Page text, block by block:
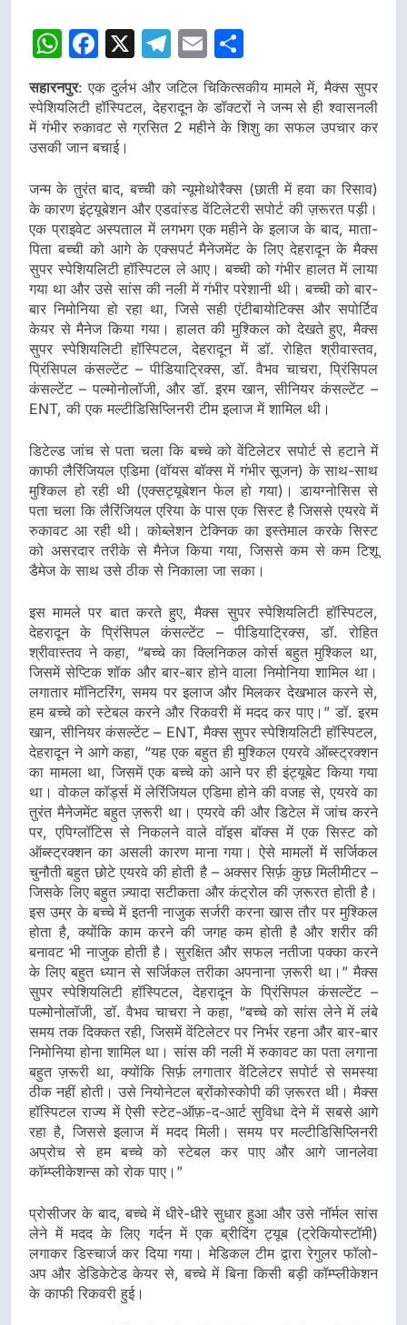
WhatsApp
Facebook
X Telegram
Email
सहारनपुर: एक दुर्लभ और जटिल चिकित्सकीय मामले में, मैक्स सुपर
स्पेशियलिटी हॉस्पिटल, देहरादून के डॉक्टरों ने जन्म से ही श्वासनली
में गंभीर रुकावट से ग्रसित 2 महीने के शिशु का सफल उपचार कर
उसकी जान बचाई।
जन्म के तुरंत बाद, बच्ची को न्यूमोथोरैक्स (छाती में हवा का रिसाव)
के कारण इंट्यूबेशन और एडवांस्ड वेंटिलेटरी सपोर्ट की ज़रूरत पड़ी।
एक प्राइवेट अस्पताल में लगभग एक महीने के इलाज के बाद, माता-
पिता बच्ची को आगे के एक्सपर्ट मैनेजमेंट के लिए देहरादून के मैक्स
सुपर स्पेशियलिटी हॉस्पिटल ले आए। बच्ची को गंभीर हालत में लाया
गया था और उसे सांस की नली में गंभीर परेशानी थी। बच्ची को बार-
बार निमोनिया हो रहा था, जिसे सही एंटीबायोटिक्स और सपोर्टिव
केयर से मैनेज किया गया। हालत की मुश्किल को देखते हुए, मैक्स
सुपर स्पेशियलिटी हॉस्पिटल, देहरादून में डॉ. रोहित श्रीवास्तव,
प्रिंसिपल कंसल्टेंट – पीडियाट्रिक्स, डॉ. वैभव चाचरा, प्रिंसिपल
कंसल्टेंट – पल्मोनोलॉजी, और डॉ. इरम खान, सीनियर कंसल्टेंट –
ENT, की एक मल्टीडिसिप्लिनरी टीम इलाज में शामिल थी।
डिटेल्ड जांच से पता चला कि बच्चे को वेंटिलेटर सपोर्ट से हटाने में
काफी लैरिंजियल एडिमा (वॉयस बॉक्स में गंभीर सूजन) के साथ-साथ
मुश्किल हो रही थी (एक्सट्यूबेशन फेल हो गया)। डायग्नोसिस से
पता चला कि लैरिंजियल एरिया के पास एक सिस्ट है जिससे एयरवे में
रुकावट आ रही थी। कोब्लेशन टेक्निक का इस्तेमाल करके सिस्ट
को असरदार तरीके से मैनेज किया गया, जिससे कम से कम टिशू
डैमेज के साथ उसे ठीक से निकाला जा सका।
इस मामले पर बात करते हुए, मैक्स सुपर स्पेशियलिटी हॉस्पिटल,
देहरादून के प्रिंसिपल कंसल्टेंट – पीडियाट्रिक्स, डॉ. रोहित
श्रीवास्तव ने कहा, “बच्चे का क्लिनिकल कोर्स बहुत मुश्किल था,
जिसमें सेप्टिक शॉक और बार-बार होने वाला निमोनिया शामिल था।
लगातार मॉनिटरिंग, समय पर इलाज और मिलकर देखभाल करने से,
हम बच्चे को स्टेबल करने और रिकवरी में मदद कर पाए।” डॉ. इरम
खान, सीनियर कंसल्टेंट – ENT, मैक्स सुपर स्पेशियलिटी हॉस्पिटल,
देहरादून ने आगे कहा, “यह एक बहुत ही मुश्किल एयरवे ऑब्स्ट्रक्शन
का मामला था, जिसमें एक बच्चे को आने पर ही इंट्यूबेट किया गया
था। वोकल कॉर्ड्स में लेरिंजियल एडिमा होने की वजह से, एयरवे का
तुरंत मैनेजमेंट बहुत ज़रूरी था। एयरवे की और डिटेल में जांच करने
पर, एपिग्लॉटिस से निकलने वाले वॉइस बॉक्स में एक सिस्ट को
ऑब्स्ट्रक्शन का असली कारण माना गया। ऐसे मामलों में सर्जिकल
चुनौती बहुत छोटे एयरवे की होती है – अक्सर सिर्फ़ कुछ मिलीमीटर –
जिसके लिए बहुत ज़्यादा सटीकता और कंट्रोल की ज़रूरत होती है।
इस उम्र के बच्चे में इतनी नाजुक सर्जरी करना खास तौर पर मुश्किल
होता है, क्योंकि काम करने की जगह कम होती है और शरीर की
बनावट भी नाजुक होती है। सुरक्षित और सफल नतीजा पक्का करने
के लिए बहुत ध्यान से सर्जिकल तरीका अपनाना ज़रूरी था।” मैक्स
सुपर स्पेशियलिटी हॉस्पिटल, देहरादून के प्रिंसिपल कंसल्टेंट –
पल्मोनोलॉजी, डॉ. वैभव चाचरा ने कहा, “बच्चे को सांस लेने में लंबे
समय तक दिक्कत रही, जिसमें वेंटिलेटर पर निर्भर रहना और बार-बार
निमोनिया होना शामिल था। सांस की नली में रुकावट का पता लगाना
बहुत ज़रूरी था, क्योंकि सिर्फ़ लगातार वेंटिलेटर सपोर्ट से समस्या
ठीक नहीं होती। उसे नियोनेटल ब्रोंकोस्कोपी की ज़रूरत थी। मैक्स
हॉस्पिटल राज्य में ऐसी स्टेट-ऑफ़-द-आर्ट सुविधा देने में सबसे आगे
रहा है, जिससे इलाज में मदद मिली। समय पर मल्टीडिसिप्लिनरी
अप्रोच से हम बच्चे को स्टेबल कर पाए और आगे जानलेवा
कॉम्प्लीकेशन्स को रोक पाए।”
प्रोसीजर के बाद, बच्चे में धीरे-धीरे सुधार हुआ और उसे नॉर्मल सांस
लेने में मदद के लिए गर्दन में एक ब्रीदिंग ट्यूब (ट्रेकियोस्टॉमी)
लगाकर डिस्चार्ज कर दिया गया। मेडिकल टीम द्वारा रेगुलर फॉलो-
अप और डेडिकेटेड केयर से, बच्चे में बिना किसी बड़ी कॉम्प्लीकेशन
के काफी रिकवरी हुई।